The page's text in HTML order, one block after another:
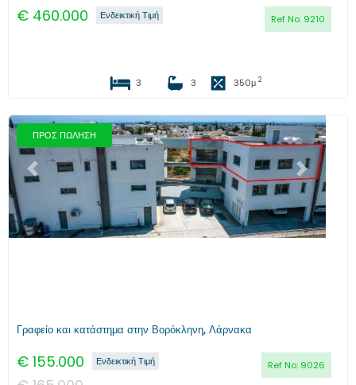
€ 460.000 Ref No: 9210
Ενδεικτική Τιμή
3 3 350μ 2
ΠΡΟΣ ΠΩΛΗΣΗ
Προηγούμενο Επόμενο
Γραφείο και κατάστημα στην Βορόκληνη, Λάρνακα
€ 155.000 Ref No: 9026
Ενδεικτική Τιμή